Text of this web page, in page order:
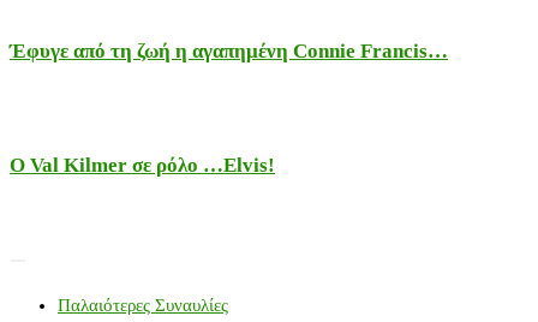
Έφυγε από τη ζωή η αγαπημένη Connie Francis…
Ο Val Kilmer σε ρόλο …Elvis!
Παλαιότερες Συναυλίες